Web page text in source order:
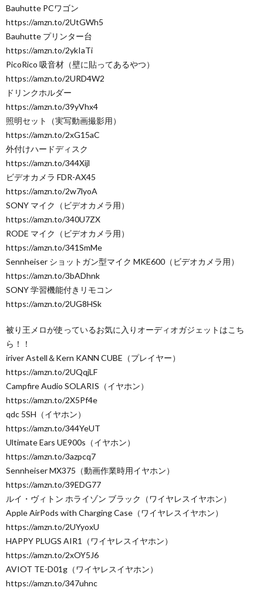
Bauhutte PCワゴン
https://amzn.to/2UtGWh5
Bauhutte プリンター台
https://amzn.to/2ykIaTi
PicoRico 吸音材（壁に貼ってあるやつ）
https://amzn.to/2URD4W2
ドリンクホルダー
https://amzn.to/39yVhx4
照明セット（実写動画撮影用）
https://amzn.to/2xG15aC
外付けハードディスク
https://amzn.to/344Xijl
ビデオカメラ FDR-AX45
https://amzn.to/2w7lyoA
SONY マイク（ビデオカメラ用）
https://amzn.to/340U7ZX
RODE マイク（ビデオカメラ用）
https://amzn.to/341SmMe
Sennheiser ショットガン型マイク MKE600（ビデオカメラ用）
https://amzn.to/3bADhnk
SONY 学習機能付きリモコン
https://amzn.to/2UG8HSk
被り王メロが使っているお気に入りオーディオガジェットはこち
ら！！
iriver Astell＆Kern KANN CUBE（プレイヤー）
https://amzn.to/2UQqjLF
Campfire Audio SOLARIS（イヤホン）
https://amzn.to/2X5Pf4e
qdc 5SH（イヤホン）
https://amzn.to/344YeUT
Ultimate Ears UE900s（イヤホン）
https://amzn.to/3azpcq7
Sennheiser MX375（動画作業時用イヤホン）
https://amzn.to/39EDG77
ルイ・ヴィトン ホライゾン ブラック（ワイヤレスイヤホン）
Apple AirPods with Charging Case（ワイヤレスイヤホン）
https://amzn.to/2UYyoxU
HAPPY PLUGS AIR1（ワイヤレスイヤホン）
https://amzn.to/2xOY5J6
AVIOT TE-D01g（ワイヤレスイヤホン）
https://amzn.to/347uhnc